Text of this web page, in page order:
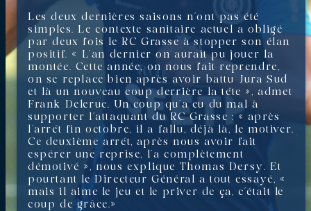
Les deux dernières saisons n’ont pas été
simples. Le contexte sanitaire actuel a obligé
par deux fois le RC Grasse à stopper son élan
positif. « L’an dernier on aurait pu jouer la
montée. Cette année, on nous fait reprendre,
on se replace bien après avoir battu Jura Sud
et là un nouveau coup derrière la tête », admet
Frank Delerue. Un coup qu’a eu du mal à
supporter l’attaquant du RC Grasse : « après
l’arrêt fin octobre, il a fallu, déjà là, le motiver.
Ce deuxième arrêt, après nous avoir fait
espérer une reprise, l’a complètement
démotivé », nous explique Thomas Dersy. Et
pourtant le Directeur Général a tout essayé, «
mais il aime le jeu et le priver de ça, c’était le
coup de grâce.»